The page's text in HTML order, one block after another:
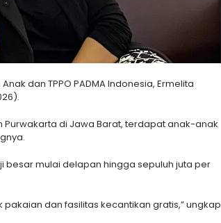
dan TPPO PADMA Indonesia, Ermelita
Purwakarta di Jawa Barat, terdapat anak-anak
mulai delapan hingga sepuluh juta per
dan fasilitas kecantikan gratis,” ungkap